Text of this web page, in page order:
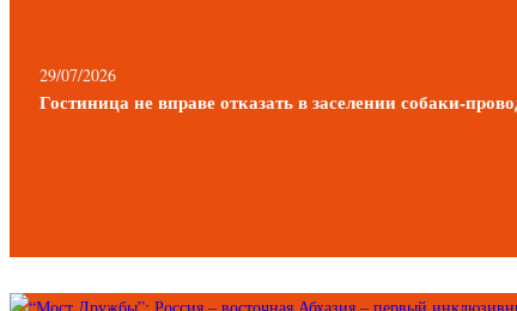
29/07/2026
Гостиница не вправе отказать в заселении собаки-